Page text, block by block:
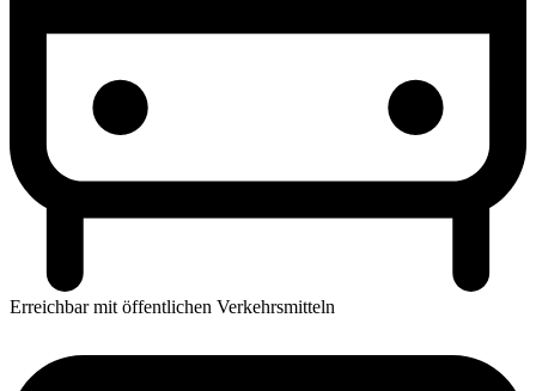
Erreichbar mit öffentlichen Verkehrsmitteln